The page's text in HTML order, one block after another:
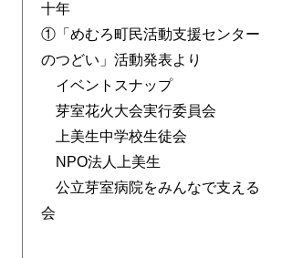
十年
①「めむろ町民活動支援センター
のつどい」活動発表より
イベントスナップ
芽室花火大会実行委員会
上美生中学校生徒会
NPO法人上美生
公立芽室病院をみんなで支える
会